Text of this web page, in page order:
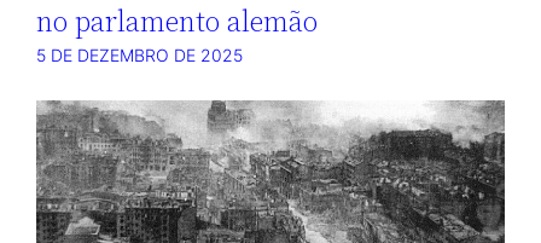
no parlamento alemão
5 DE DEZEMBRO DE 2025